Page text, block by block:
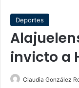
Deportes
invicto a
Claudia González